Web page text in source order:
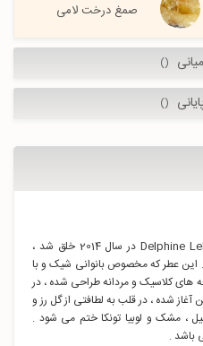
صمغ درخت لامی
()
()
عطر زنانه لدر اسنس که توسط Delphine Lebeau در سال 2014 خلق شد ،
عطر که مخصوص بانوانی شیک و با
های کلاسیک و مردانه طراحی شده ، در
آغاز شده ، در قلب به لطافتی از گل رز و
، مشک و لوبیا تونکا ختم می شود .
باشد .